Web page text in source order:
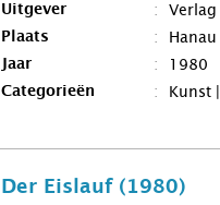
Uitgever Verlag
Plaats Hanau
Jaar 1980
Categorieën Kunst
Der Eislauf (1980)